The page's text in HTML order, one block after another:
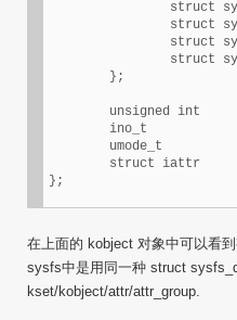
struct
struct
struct
struct
        };
unsigned int
ino_t
umode_t
struct iattr
};
在上面的 kobject 对象中可以看
sysfs中是用同一种 struct
kset/kobject/attr/attr_group.